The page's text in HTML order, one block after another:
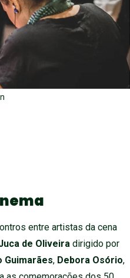
entre artistas da cena
de Oliveira dirigido por
Guimarães, Debora Osório,